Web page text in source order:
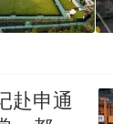
赴申通